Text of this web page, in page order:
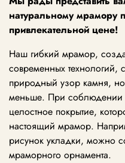
натуральному мрамору
привлекательной цене!
Наш гибкий мрамор,
современных технологий,
природный узор камня,
меньше. При соблюдении
целостное покрытие,
настоящий мрамор.
рисунок укладки, можно
мраморного орнамента.